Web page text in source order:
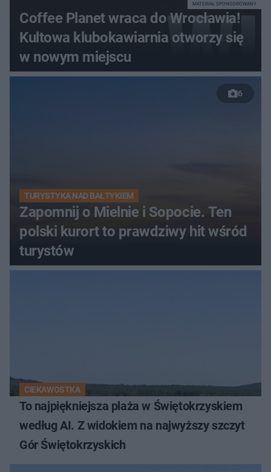
Coffee Planet wraca do Wrocławia!
Kultowa klubokawiarnia otworzy się
w nowym miejscu
MATERIAŁ SPONSOROWANY
6
TURYSTYKA NAD BAŁTYKIEM
Zapomnij o Mielnie i Sopocie. Ten
polski kurort to prawdziwy hit wśród
turystów
CIEKAWOSTKA
To najpiękniejsza plaża w Świętokrzyskiem
według AI. Z widokiem na najwyższy szczyt
Gór Świętokrzyskich